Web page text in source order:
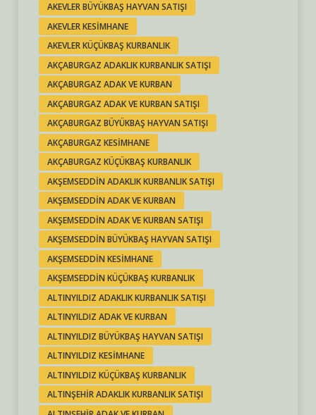
AKEVLER BÜYÜKBAŞ HAYVAN SATIŞI
AKEVLER KESIMHANE
AKEVLER KÜÇÜKBAŞ KURBANLIK
AKÇABURGAZ ADAKLIK KURBANLIK SATIŞI
AKÇABURGAZ ADAK VE KURBAN
AKÇABURGAZ ADAK VE KURBAN SATIŞI
AKÇABURGAZ BÜYÜKBAŞ HAYVAN SATIŞI
AKÇABURGAZ KESIMHANE
AKÇABURGAZ KÜÇÜKBAŞ KURBANLIK
AKŞEMSEDDIN ADAKLIK KURBANLIK SATIŞI
AKŞEMSEDDIN ADAK VE KURBAN
AKŞEMSEDDIN ADAK VE KURBAN SATIŞI
AKŞEMSEDDIN BÜYÜKBAŞ HAYVAN SATIŞI
AKŞEMSEDDIN KESIMHANE
AKŞEMSEDDIN KÜÇÜKBAŞ KURBANLIK
ALTINYILDIZ ADAKLIK KURBANLIK SATIŞI
ALTINYILDIZ ADAK VE KURBAN
ALTINYILDIZ BÜYÜKBAŞ HAYVAN SATIŞI
ALTINYILDIZ KESIMHANE
ALTINYILDIZ KÜÇÜKBAŞ KURBANLIK
ALTINŞEHIR ADAKLIK KURBANLIK SATIŞI